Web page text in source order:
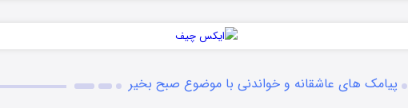
پیامک های عاشقانه و خواندنی با موضوع صبح بخیر